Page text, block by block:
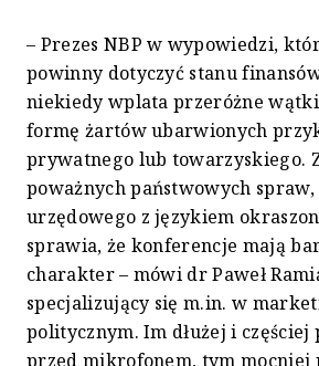
– Prezes NBP w wypowiedzi,
powinny dotyczyć stanu
niekiedy wplata przeróżne wątki
formę żartów ubarwionych
prywatnego lub towarzyskiego.
poważnych państwowych
urzędowego z językiem
sprawia, że konferencje mają
charakter – mówi dr Paweł
specjalizujący się m.in. w
politycznym. Im dłużej i częściej
przed mikrofonem, tym mocniej